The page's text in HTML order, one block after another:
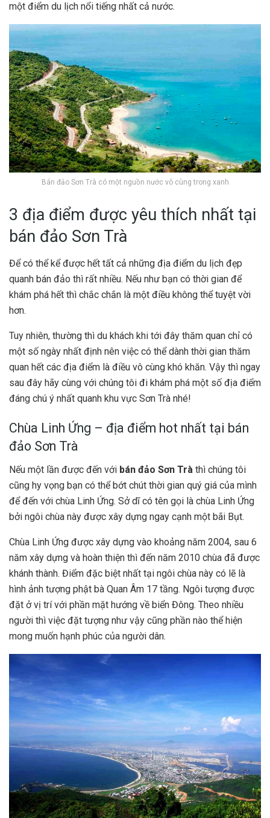
một điểm du lịch nổi tiếng nhất cả nước.
Bán đảo Sơn Trà có một nguồn nước vô cùng trong xanh
3 địa điểm được yêu thích nhất tại
bán đảo Sơn Trà
Để có thể kể được hết tất cả những địa điểm du lịch đẹp
quanh bán đảo thì rất nhiều. Nếu như bạn có thời gian để
khám phá hết thì chắc chắn là một điều không thể tuyệt vời
hơn.
Tuy nhiên, thường thì du khách khi tới đây thăm quan chỉ có
một số ngày nhất định nên việc có thể dành thời gian thăm
quan hết các địa điểm là điều vô cùng khó khăn. Vậy thì ngay
sau đây hãy cùng với chúng tôi đi khám phá một số địa điểm
đáng chú ý nhất quanh khu vực Sơn Trà nhé!
Chùa Linh Ứng – địa điểm hot nhất tại bán
đảo Sơn Trà
Nếu một lần được đến với bán đảo Sơn Trà thì chúng tôi
cũng hy vọng bạn có thể bớt chút thời gian quý giá của mình
để đến với chùa Linh Ứng. Sở dĩ có tên gọi là chùa Linh Ứng
bởi ngôi chùa này được xây dựng ngay cạnh một bãi Bụt.
Chùa Linh Ứng được xây dựng vào khoảng năm 2004, sau 6
năm xây dựng và hoàn thiện thì đến năm 2010 chùa đã được
khánh thành. Điểm đặc biệt nhất tại ngôi chùa này có lẽ là
hình ảnh tượng phật bà Quan Âm 17 tầng. Ngôi tượng được
đặt ở vị trí với phần mặt hướng về biển Đông. Theo nhiều
người thì việc đặt tượng như vậy cũng phần nào thể hiện
mong muốn hạnh phúc của người dân.